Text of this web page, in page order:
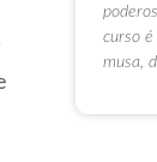
curso é
musa,